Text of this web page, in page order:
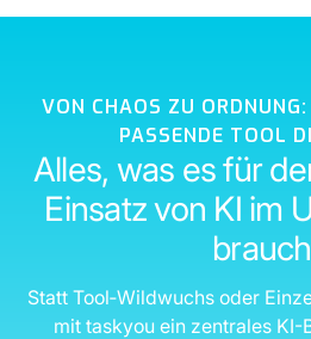
VON CHAOS ZU
PASSENDE TOOL
Alles, was es für
Einsatz von KI im
Statt Tool‑Wildwuchs oder
mit taskyou ein zentrales KI-